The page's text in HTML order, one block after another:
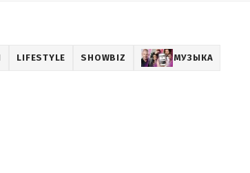
LIFESTYLE SHOWBIZ МУЗЫКА